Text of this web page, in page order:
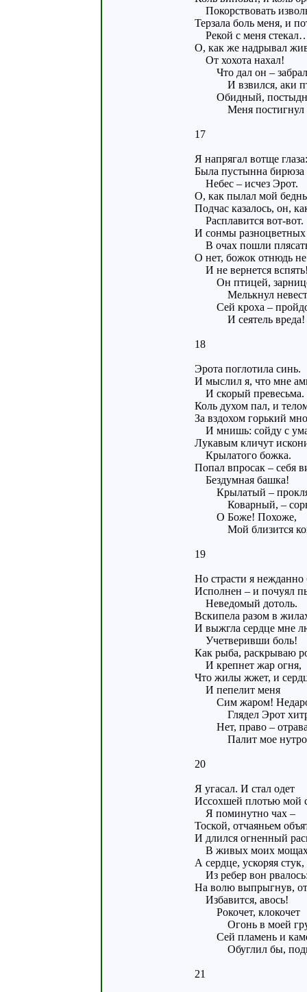
Покорствовать
Терзала боль меня, и
Рекой с меня
О, как же надрывал
От хохота нахал!
Что дал он –
И взвился, аки
Обидный,
Меня постигнул
17
Я напрягал вотще глаза:
Была пустынна бирюза
Небес – исчез Эрот.
О, как пылал мой
Подчас казалось, он,
Расплавится вот-вот.
И сонмы разноцветных
В очах пошли
О нет, божок отнюдь не
И не вернется
Он птицей,
Мелькнул
Сей кроха –
И сеятель вреда!
18
Эрота поглотила синь.
И мыслил я, что мне
И скорый превесьма.
Коль духом пал, и
За вздохом горький
И мнишь: сойду с
Лукавым кличут
Крылатого божка.
Попал впросак – себя
Бездумная башка!
Крылатый –
Коварный, –
О Боже! Похоже,
Мой близится
19
Но страсти я
Исполнен – и почуял
Неведомый дотоль.
Вскипела разом в
И выжгла сердце мне
Учетверивши боль!
Как рыба, раскрываю
И крепнет жар огня,
Что жилы жжет, и
И пепелит меня
Сим жаром!
Глядел Эрот
Нет, право –
Палит мое
20
Я угасал. И стал одет
Иссохшей плотью мой
Я поминутно чах –
Тоской, отчаяньем
И длился огненный
В живых моих
А сердце, ускоряя стук,
Из ребер вон
На волю выпрыгнув,
Избавится, авось!
Рокочет, клокочет
Огонь в моей
Сей пламень и
Обуглил бы,
21